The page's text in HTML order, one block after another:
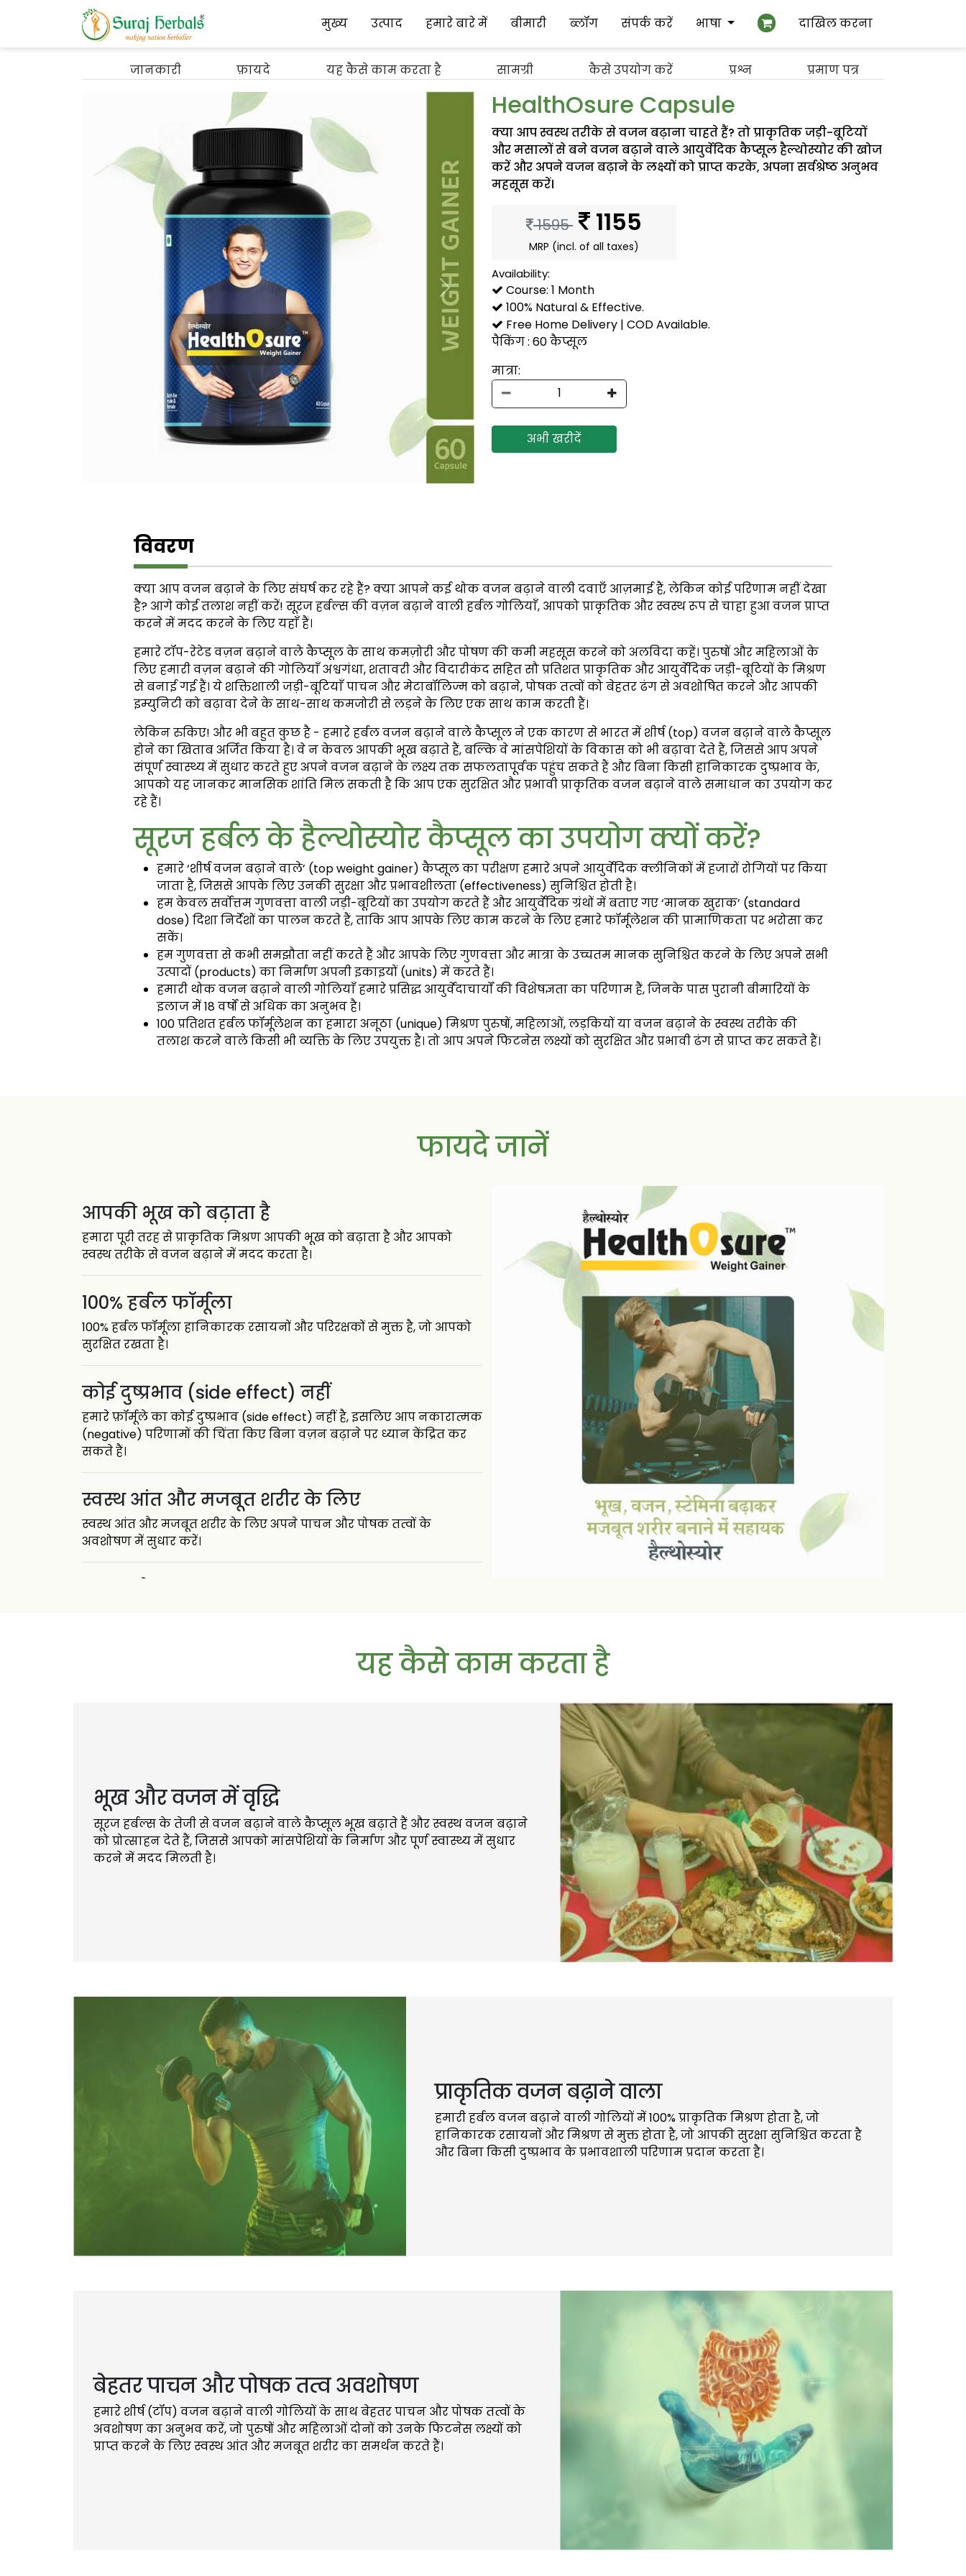
मुख्य उत्पाद हमारे बारे में बीमारी ब्लॉग संपर्क करें भाषा दाखिल करना
जानकारी फ़ायदे यह कैसे काम करता है सामग्री कैसे उपयोग करें प्रश्न प्रमाण पत्र
Next
HealthOsure Capsule
क्या आप स्वस्थ तरीके से वजन बढ़ाना चाहते हैं? तो प्राकृतिक जड़ी-बूटियों
और मसालों से बने वजन बढ़ाने वाले आयुर्वेदिक कैप्सूल हैल्थोस्योर की खोज
करें और अपने वजन बढ़ाने के लक्ष्यों को प्राप्त करके, अपना सर्वश्रेष्ठ अनुभव
महसूस करें।
1595 1155
MRP (incl. of all taxes)
Availability:
Course: 1 Month
100% Natural & Effective.
Free Home Delivery | COD Available.
पैकिंग : 60 कैप्सूल
मात्रा:
अभी खरीदें
विवरण
क्या आप वजन बढ़ाने के लिए संघर्ष कर रहे हैं? क्या आपने कई थोक वजन बढ़ाने वाली दवाएँ आज़माई हैं, लेकिन कोई परिणाम नहीं देखा
है? आगे कोई तलाश नहीं करें! सूरज हर्बल्स की वज़न बढ़ाने वाली हर्बल गोलियाँ, आपको प्राकृतिक और स्वस्थ रूप से चाहा हुआ वजन प्राप्त
करने में मदद करने के लिए यहाँ हैं।
हमारे टॉप-रेटेड वज़न बढ़ाने वाले कैप्सूल के साथ कमज़ोरी और पोषण की कमी महसूस करने को अलविदा कहें। पुरुषों और महिलाओं के
लिए हमारी वज़न बढ़ाने की गोलियाँ अश्वगंधा, शतावरी और विदारीकंद सहित सौ प्रतिशत प्राकृतिक और आयुर्वेदिक जड़ी-बूटियों के मिश्रण
से बनाई गई हैं। ये शक्तिशाली जड़ी-बूटियाँ पाचन और मेटाबॉलिज्म को बढ़ाने, पोषक तत्वों को बेहतर ढंग से अवशोषित करने और आपकी
इम्युनिटी को बढ़ावा देने के साथ-साथ कमजोरी से लड़ने के लिए एक साथ काम करती हैं।
लेकिन रुकिए! और भी बहुत कुछ है - हमारे हर्बल वजन बढ़ाने वाले कैप्सूल ने एक कारण से भारत में शीर्ष (top) वजन बढ़ाने वाले कैप्सूल
होने का खिताब अर्जित किया है। वे न केवल आपकी भूख बढ़ाते हैं, बल्कि वे मांसपेशियों के विकास को भी बढ़ावा देते हैं, जिससे आप अपने
संपूर्ण स्वास्थ्य में सुधार करते हुए अपने वजन बढ़ाने के लक्ष्य तक सफलतापूर्वक पहुंच सकते हैं और बिना किसी हानिकारक दुष्प्रभाव के,
आपको यह जानकर मानसिक शांति मिल सकती है कि आप एक सुरक्षित और प्रभावी प्राकृतिक वजन बढ़ाने वाले समाधान का उपयोग कर
रहे हैं।
सूरज हर्बल के हैल्थोस्योर कैप्सूल का उपयोग क्यों करें?
हमारे ‘शीर्ष वजन बढ़ाने वाले’ (top weight gainer) कैप्सूल का परीक्षण हमारे अपने आयुर्वेदिक क्लीनिकों में हजारों रोगियों पर किया
जाता है, जिससे आपके लिए उनकी सुरक्षा और प्रभावशीलता (effectiveness) सुनिश्चित होती है।
हम केवल सर्वोत्तम गुणवत्ता वाली जड़ी-बूटियों का उपयोग करते हैं और आयुर्वेदिक ग्रंथों में बताए गए ‘मानक खुराक’ (standard
dose) दिशा निर्देशों का पालन करते हैं, ताकि आप आपके लिए काम करने के लिए हमारे फॉर्मूलेशन की प्रामाणिकता पर भरोसा कर
सकें।
हम गुणवत्ता से कभी समझौता नहीं करते हैं और आपके लिए गुणवत्ता और मात्रा के उच्चतम मानक सुनिश्चित करने के लिए अपने सभी
उत्पादों (products) का निर्माण अपनी इकाइयों (units) में करते हैं।
हमारी थोक वजन बढ़ाने वाली गोलियाँ हमारे प्रसिद्ध आयुर्वेदाचार्यों की विशेषज्ञता का परिणाम हैं, जिनके पास पुरानी बीमारियों के
इलाज में 18 वर्षों से अधिक का अनुभव है।
100 प्रतिशत हर्बल फॉर्मूलेशन का हमारा अनूठा (unique) मिश्रण पुरुषों, महिलाओं, लड़कियों या वजन बढ़ाने के स्वस्थ तरीके की
तलाश करने वाले किसी भी व्यक्ति के लिए उपयुक्त है। तो आप अपने फिटनेस लक्ष्यों को सुरक्षित और प्रभावी ढंग से प्राप्त कर सकते हैं।
फायदे जानें
आपकी भूख को बढ़ाता है
हमारा पूरी तरह से प्राकृतिक मिश्रण आपकी भूख को बढ़ाता है और आपको
स्वस्थ तरीके से वजन बढ़ाने में मदद करता है।
100% हर्बल फॉर्मूला
100% हर्बल फॉर्मूला हानिकारक रसायनों और परिरक्षकों से मुक्त है, जो आपको
सुरक्षित रखता है।
कोई दुष्प्रभाव (side effect) नहीं
हमारे फ़ॉर्मूले का कोई दुष्प्रभाव (side effect) नहीं है, इसलिए आप नकारात्मक
(negative) परिणामों की चिंता किए बिना वज़न बढ़ाने पर ध्यान केंद्रित कर
सकते हैं।
स्वस्थ आंत और मजबूत शरीर के लिए
स्वस्थ आंत और मजबूत शरीर के लिए अपने पाचन और पोषक तत्वों के
अवशोषण में सुधार करें।
शरीर की प्राकृतिक सुरक्षा बढ़ाने वाला
प्राकृतिक रूप से वजन बढ़ाने का एक सुरक्षित और प्रभावी तरीका, एक महीने में
3-4 किलोग्राम तक वजन बढ़ाने की क्षमता।
यह कैसे काम करता है
भूख और वजन में वृद्धि
सूरज हर्बल्स के तेजी से वजन बढ़ाने वाले कैप्सूल भूख बढ़ाते हैं और स्वस्थ वजन बढ़ाने
को प्रोत्साहन देते हैं, जिससे आपको मांसपेशियों के निर्माण और पूर्ण स्वास्थ्य में सुधार
करने में मदद मिलती है।
प्राकृतिक वजन बढ़ाने वाला
हमारी हर्बल वजन बढ़ाने वाली गोलियों में 100% प्राकृतिक मिश्रण होता है, जो
हानिकारक रसायनों और मिश्रण से मुक्त होता है, जो आपकी सुरक्षा सुनिश्चित करता है
और बिना किसी दुष्प्रभाव के प्रभावशाली परिणाम प्रदान करता है।
बेहतर पाचन और पोषक तत्व अवशोषण
हमारे शीर्ष (टॉप) वजन बढ़ाने वाली गोलियों के साथ बेहतर पाचन और पोषक तत्वों के
अवशोषण का अनुभव करें, जो पुरुषों और महिलाओं दोनों को उनके फिटनेस लक्ष्यों को
प्राप्त करने के लिए स्वस्थ आंत और मजबूत शरीर का समर्थन करते हैं।